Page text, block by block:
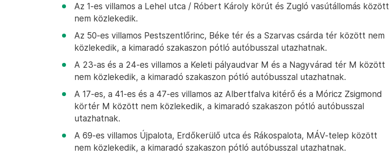
Az 1-es villamos a Lehel utca / Róbert Károly körút és Zugló vasútállomás között
nem közlekedik.
Az 50-es villamos Pestszentlőrinc, Béke tér és a Szarvas csárda tér között nem
közlekedik, a kimaradó szakaszon pótló autóbusszal utazhatnak.
A 23-as és a 24-es villamos a Keleti pályaudvar M és a Nagyvárad tér M között
nem közlekedik, a kimaradó szakaszon pótló autóbusszal utazhatnak.
A 17-es, a 41-es és a 47-es villamos az Albertfalva kitérő és a Móricz Zsigmond
körtér M között nem közlekedik, a kimaradó szakaszon pótló autóbusszal
utazhatnak.
A 69-es villamos Újpalota, Erdőkerülő utca és Rákospalota, MÁV-telep között
nem közlekedik, a kimaradó szakaszon pótló autóbusszal utazhatnak.